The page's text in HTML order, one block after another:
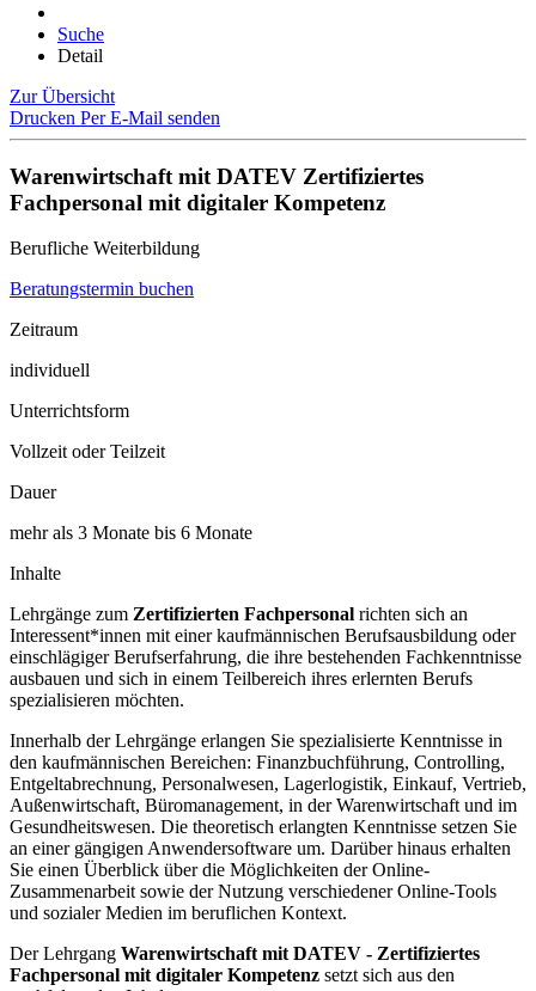
Suche
Detail
Zur Übersicht
Drucken Per E-Mail senden
Warenwirtschaft mit DATEV Zertifiziertes
Fachpersonal mit digitaler Kompetenz
Berufliche Weiterbildung
Beratungstermin buchen
Zeitraum
individuell
Unterrichtsform
Vollzeit oder Teilzeit
Dauer
mehr als 3 Monate bis 6 Monate
Inhalte
Lehrgänge zum Zertifizierten Fachpersonal richten sich an
Interessent*innen mit einer kaufmännischen Berufsausbildung oder
einschlägiger Berufserfahrung, die ihre bestehenden Fachkenntnisse
ausbauen und sich in einem Teilbereich ihres erlernten Berufs
spezialisieren möchten.
Innerhalb der Lehrgänge erlangen Sie spezialisierte Kenntnisse in
den kaufmännischen Bereichen: Finanzbuchführung, Controlling,
Entgeltabrechnung, Personalwesen, Lagerlogistik, Einkauf, Vertrieb,
Außenwirtschaft, Büromanagement, in der Warenwirtschaft und im
Gesundheitswesen. Die theoretisch erlangten Kenntnisse setzen Sie
an einer gängigen Anwendersoftware um. Darüber hinaus erhalten
Sie einen Überblick über die Möglichkeiten der Online-
Zusammenarbeit sowie der Nutzung verschiedener Online-Tools
und sozialer Medien im beruflichen Kontext.
Der Lehrgang Warenwirtschaft mit DATEV - Zertifiziertes
Fachpersonal mit digitaler Kompetenz setzt sich aus den